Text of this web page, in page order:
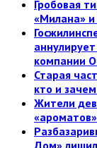
Гробовая
«Милана» и
компании
Старая
кто и
Жители
Дом»